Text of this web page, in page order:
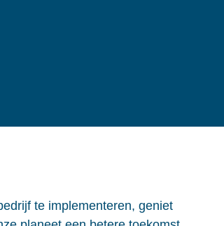
te implementeren, geniet